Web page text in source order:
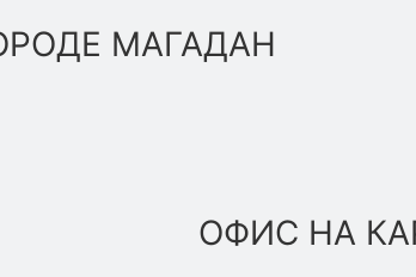
МАГАДАН
ОФИС НА